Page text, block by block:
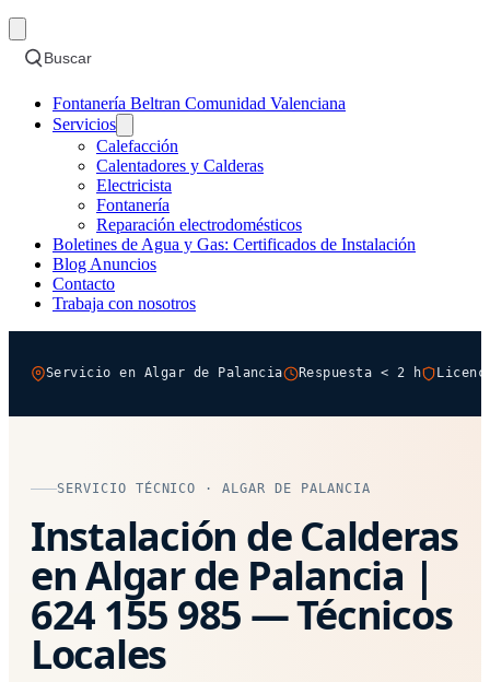
Buscar
Fontanería Beltran Comunidad Valenciana
Servicios
Calefacción
Calentadores y Calderas
Electricista
Fontanería
Reparación electrodomésticos
Boletines de Agua y Gas: Certificados de Instalación
Blog Anuncios
Contacto
Trabaja con nosotros
Servicio en Algar de Palancia Respuesta < 2 h
SERVICIO TÉCNICO · ALGAR DE PALANCIA
Instalación de Calderas
en Algar de Palancia |
624 155 985 — Técnicos
Locales